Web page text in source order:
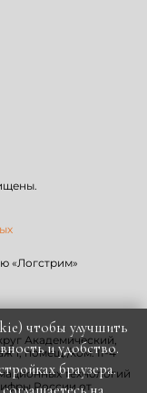
чтобы улучшить
и удобство.
браузера.
«Логстрим»
Академический,
1, помещ./ком. II-4
технологий
России от